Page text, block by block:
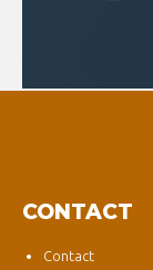
CONTACT
Contact